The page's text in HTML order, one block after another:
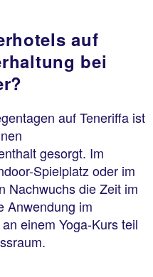
auf
bei
auf Teneriffa ist
gesorgt. Im
Spielplatz oder im
Nachwuchs die Zeit im
Anwendung im
einem Yoga-Kurs teil